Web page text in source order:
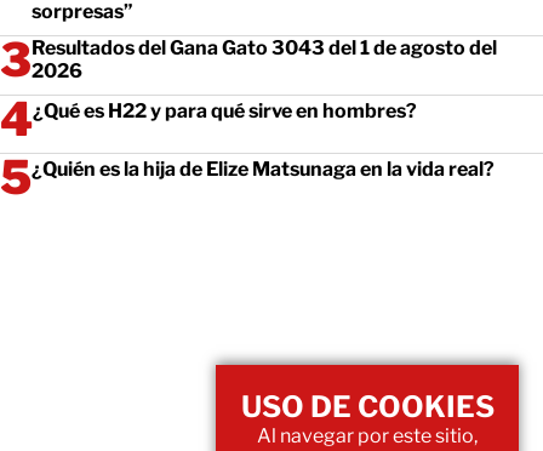
sorpresas”
Resultados del Gana Gato 3043 del 1 de agosto del
2026
¿Qué es H22 y para qué sirve en hombres?
¿Quién es la hija de Elize Matsunaga en la vida real?
USO DE COOKIES
Al navegar por este sitio,